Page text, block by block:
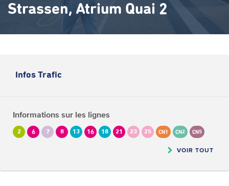
Strassen, Atrium Quai 2
Infos Trafic
Informations sur les lignes
2 6 7 8 13 16 18 21 23 25 CN1 CN2 CN5
VOIR TOUT